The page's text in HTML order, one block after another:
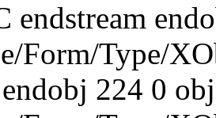
endstream
Form/Type/
224 0 obj